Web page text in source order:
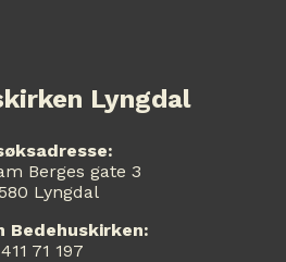
Lyngdal
Berges gate 3
Lyngdal
Bedehuskirken:
411 71 197